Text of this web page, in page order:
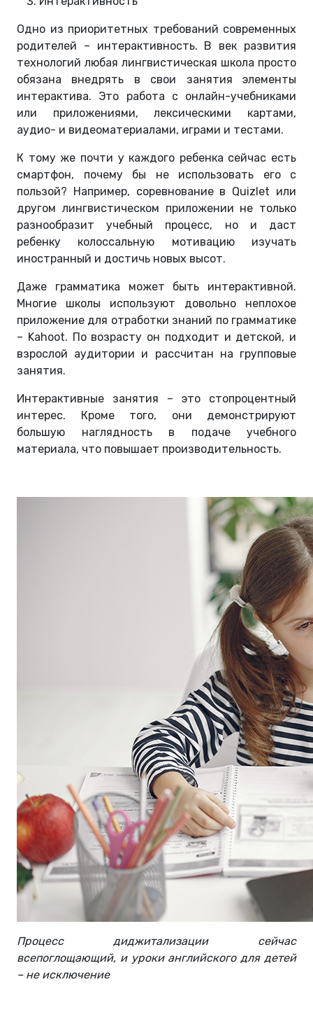
Одно из приоритетных требований современных
родителей – интерактивность. В век развития
технологий любая лингвистическая школа просто
обязана внедрять в свои занятия элементы
интерактива. Это работа с онлайн-учебниками
или приложениями, лексическими картами,
аудио- и видеоматериалами, играми и тестами.
К тому же почти у каждого ребенка сейчас есть
смартфон, почему бы не использовать его с
пользой? Например, соревнование в Quizlet или
другом лингвистическом приложении не только
разнообразит учебный процесс, но и даст
ребенку колоссальную мотивацию изучать
иностранный и достичь новых высот.
Даже грамматика может быть интерактивной.
Многие школы используют довольно неплохое
приложение для отработки знаний по грамматике
– Kahoot. По возрасту он подходит и детской, и
взрослой аудитории и рассчитан на групповые
занятия.
Интерактивные занятия – это стопроцентный
интерес. Кроме того, они демонстрируют
большую наглядность в подаче учебного
материала, что повышает производительность.
Процесс диджитализации сейчас
всепоглощающий, и уроки английского для детей
– не исключение